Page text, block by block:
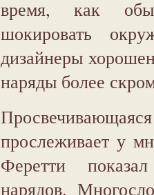
время, как
шокировать
дизайнеры
наряды более
прослеживает у
Феретти
нарядов.